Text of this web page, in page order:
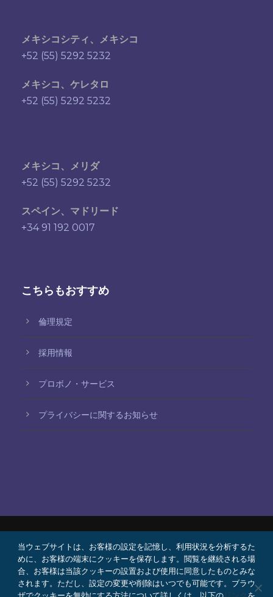
メキシコシティ、メキシコ
+52 (55) 5292 5232
メキシコ、ケレタロ
+52 (55) 5292 5232
メキシコ、メリダ
+52 (55) 5292 5232
スペイン、マドリード
+34 91 192 0017
こちらもおすすめ
倫理規定
採用情報
プロボノ・サービス
プライバシーに関するお知らせ
© 2026 Bello, Gallardo, Bonequi y García,
S.C.
コンテンツは自動翻訳されています。言語によって
当ウェブサイトは、お客様の設定を記憶し、利用状況を分析するた
めに、お客様の端末にクッキーを保存します。閲覧を継続される場
合、お客様は当該クッキーの設置および使用に同意したものとみな
されます。ただし、設定の変更や削除はいつでも可能です。ブラウ